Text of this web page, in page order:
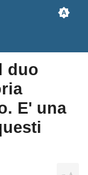
duo
E' una